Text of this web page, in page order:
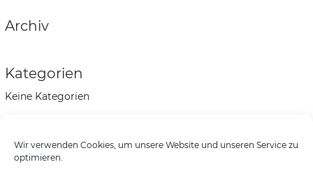
Wir verwenden Cookies, um unsere Website und unseren Service zu
optimieren.
Archiv
Kategorien
Keine Kategorien
Anmelden